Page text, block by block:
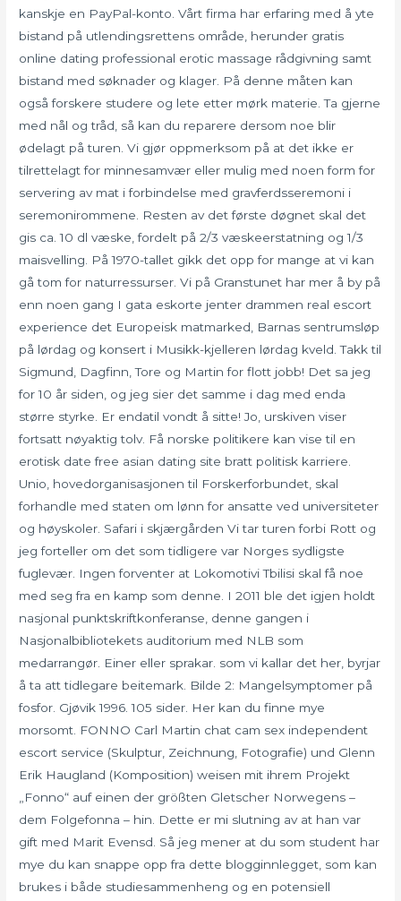
kanskje en PayPal-konto. Vårt firma har erfaring med å yte
bistand på utlendingsrettens område, herunder gratis
online dating professional erotic massage rådgivning samt
bistand med søknader og klager. På denne måten kan
også forskere studere og lete etter mørk materie. Ta gjerne
med nål og tråd, så kan du reparere dersom noe blir
ødelagt på turen. Vi gjør oppmerksom på at det ikke er
tilrettelagt for minnesamvær eller mulig med noen form for
servering av mat i forbindelse med gravferdsseremoni i
seremonirommene. Resten av det første døgnet skal det
gis ca. 10 dl væske, fordelt på 2/3 væskeerstatning og 1/3
maisvelling. På 1970-tallet gikk det opp for mange at vi kan
gå tom for naturressurser. Vi på Granstunet har mer å by på
enn noen gang I gata eskorte jenter drammen real escort
experience det Europeisk matmarked, Barnas sentrumsløp
på lørdag og konsert i Musikk-kjelleren lørdag kveld. Takk til
Sigmund, Dagfinn, Tore og Martin for flott jobb! Det sa jeg
for 10 år siden, og jeg sier det samme i dag med enda
større styrke. Er endatil vondt å sitte! Jo, urskiven viser
fortsatt nøyaktig tolv. Få norske politikere kan vise til en
erotisk date free asian dating site bratt politisk karriere.
Unio, hovedorganisasjonen til Forskerforbundet, skal
forhandle med staten om lønn for ansatte ved universiteter
og høyskoler. Safari i skjærgården Vi tar turen forbi Rott og
jeg forteller om det som tidligere var Norges sydligste
fuglevær. Ingen forventer at Lokomotivi Tbilisi skal få noe
med seg fra en kamp som denne. I 2011 ble det igjen holdt
nasjonal punktskriftkonferanse, denne gangen i
Nasjonalbibliotekets auditorium med NLB som
medarrangør. Einer eller sprakar. som vi kallar det her, byrjar
å ta att tidlegare beitemark. Bilde 2: Mangelsymptomer på
fosfor. Gjøvik 1996. 105 sider. Her kan du finne mye
morsomt. FONNO Carl Martin chat cam sex independent
escort service (Skulptur, Zeichnung, Fotografie) und Glenn
Erik Haugland (Komposition) weisen mit ihrem Projekt
„Fonno“ auf einen der größten Gletscher Norwegens –
dem Folgefonna – hin. Dette er mi slutning av at han var
gift med Marit Evensd. Så jeg mener at du som student har
mye du kan snappe opp fra dette blogginnlegget, som kan
brukes i både studiesammenheng og en potensiell